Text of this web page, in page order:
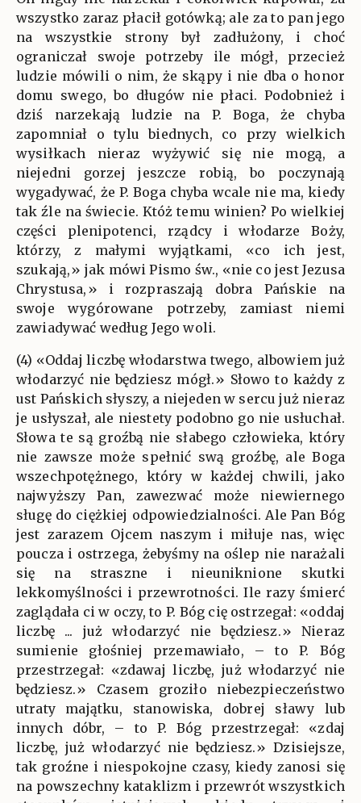
wszystko zaraz płacił gotówką; ale za to pan jego
na wszystkie strony był zadłużony, i choć
ograniczał swoje potrzeby ile mógł, przecież
ludzie mówili o nim, że skąpy i nie dba o honor
domu swego, bo długów nie płaci. Podobnież i
dziś narzekają ludzie na P. Boga, że chyba
zapomniał o tylu biednych, co przy wielkich
wysiłkach nieraz wyżywić się nie mogą, a
niejedni gorzej jeszcze robią, bo poczynają
wygadywać, że P. Boga chyba wcale nie ma, kiedy
tak źle na świecie. Któż temu winien? Po wielkiej
części plenipotenci, rządcy i włodarze Boży,
którzy, z małymi wyjątkami, «co ich jest,
szukają,» jak mówi Pismo św., «nie co jest Jezusa
Chrystusa,» i rozpraszają dobra Pańskie na
swoje wygórowane potrzeby, zamiast niemi
zawiadywać według Jego woli.
(4) «Oddaj liczbę włodarstwa twego, albowiem już
włodarzyć nie będziesz mógł.» Słowo to każdy z
ust Pańskich słyszy, a niejeden w sercu już nieraz
je usłyszał, ale niestety podobno go nie usłuchał.
Słowa te są groźbą nie słabego człowieka, który
nie zawsze może spełnić swą groźbę, ale Boga
wszechpotężnego, który w każdej chwili, jako
najwyższy Pan, zawezwać może niewiernego
sługę do ciężkiej odpowiedzialności. Ale Pan Bóg
jest zarazem Ojcem naszym i miłuje nas, więc
poucza i ostrzega, żebyśmy na oślep nie narażali
się na straszne i nieuniknione skutki
lekkomyślności i przewrotności. Ile razy śmierć
zaglądała ci w oczy, to P. Bóg cię ostrzegał: «oddaj
liczbę ... już włodarzyć nie będziesz.» Nieraz
sumienie głośniej przemawiało, – to P. Bóg
przestrzegał: «zdawaj liczbę, już włodarzyć nie
będziesz.» Czasem groziło niebezpieczeństwo
utraty majątku, stanowiska, dobrej sławy lub
innych dóbr, – to P. Bóg przestrzegał: «zdaj
liczbę, już włodarzyć nie będziesz.» Dzisiejsze,
tak groźne i niespokojne czasy, kiedy zanosi się
na powszechny kataklizm i przewrót wszystkich